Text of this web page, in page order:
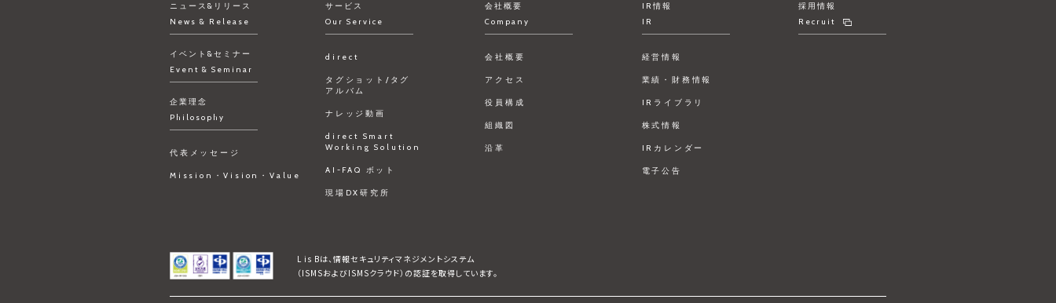
ニュース&リリース
News & Release
イベント&セミナー
Event & Seminar
企業理念
Philosophy
代表メッセージ
Mission・Vision・Value
サービス
Our Service
direct
タグショット/タグ
アルバム
ナレッジ動画
direct Smart
Working Solution
AI-FAQ ボット
現場DX研究所
会社概要
Company
会社概要
アクセス
役員構成
組織図
沿革
IR情報
IR
経営情報
業績・財務情報
IRライブラリ
株式情報
IRカレンダー
電子公告
採用情報
Recruit
L is Bは、情報セキュリティマネジメントシステム
（ISMSおよびISMSクラウド）の認証を取得しています。